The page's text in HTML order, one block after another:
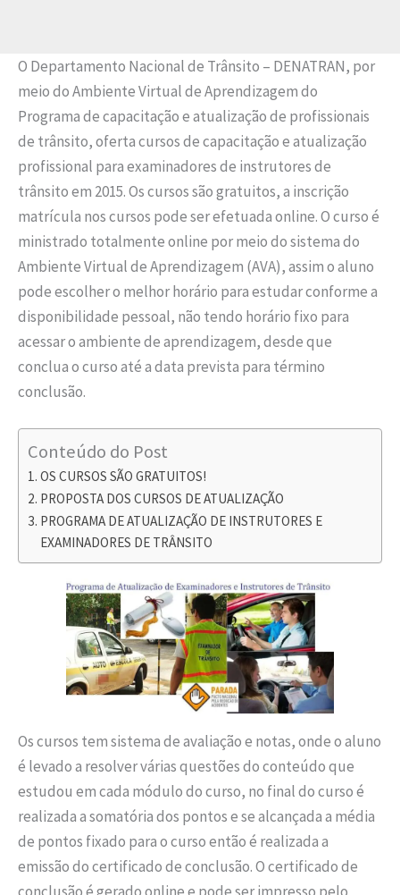
O Departamento Nacional de Trânsito – DENATRAN, por
meio do Ambiente Virtual de Aprendizagem do
Programa de capacitação e atualização de profissionais
de trânsito, oferta cursos de capacitação e atualização
profissional para examinadores de instrutores de
trânsito em 2015. Os cursos são gratuitos, a inscrição
matrícula nos cursos pode ser efetuada online. O curso é
ministrado totalmente online por meio do sistema do
Ambiente Virtual de Aprendizagem (AVA), assim o aluno
pode escolher o melhor horário para estudar conforme a
disponibilidade pessoal, não tendo horário fixo para
acessar o ambiente de aprendizagem, desde que
conclua o curso até a data prevista para término
conclusão.
Conteúdo do Post
OS CURSOS SÃO GRATUITOS!
PROPOSTA DOS CURSOS DE ATUALIZAÇÃO
PROGRAMA DE ATUALIZAÇÃO DE INSTRUTORES E
EXAMINADORES DE TRÂNSITO
Os cursos tem sistema de avaliação e notas, onde o aluno
é levado a resolver várias questões do conteúdo que
estudou em cada módulo do curso, no final do curso é
realizada a somatória dos pontos e se alcançada a média
de pontos fixado para o curso então é realizada a
emissão do certificado de conclusão. O certificado de